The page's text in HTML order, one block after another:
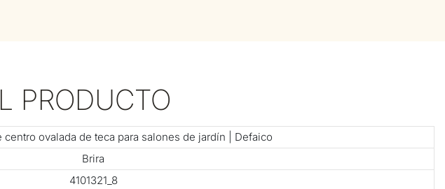
PRODUCTO
centro ovalada de teca para salones de jardín | Defaico
Brira
4101321_8